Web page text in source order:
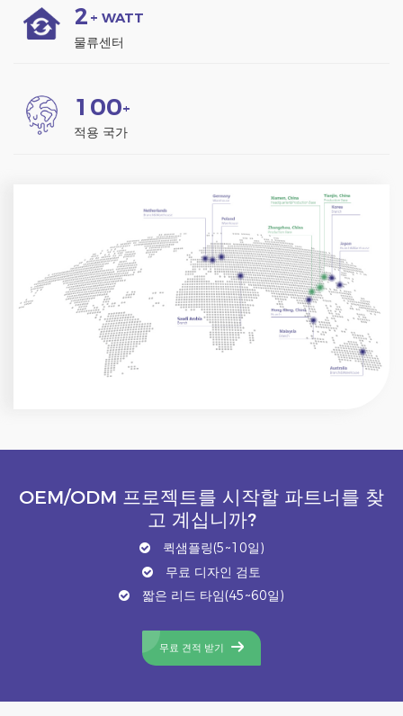
2 + WATT
물류센터
1 00+
적용 국가
OEM/ODM 프로젝트를 시작할 파트너를 찾
고 계십니까?
퀵샘플링(5~10일)
무료 디자인 검토
짧은 리드 타임(45~60일)
무료 견적 받기